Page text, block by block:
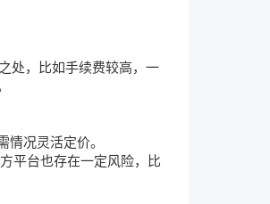
处，比如手续费较高，一
况灵活定价。
平台也存在一定风险，比